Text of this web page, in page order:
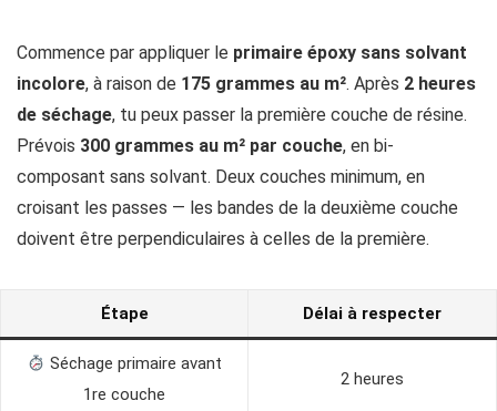
Commence par appliquer le primaire époxy sans solvant
incolore, à raison de 175 grammes au m². Après 2 heures
de séchage, tu peux passer la première couche de résine.
Prévois 300 grammes au m² par couche, en bi-
composant sans solvant. Deux couches minimum, en
croisant les passes — les bandes de la deuxième couche
doivent être perpendiculaires à celles de la première.
Étape Délai à respecter
Séchage primaire avant
1re couche
2 heures